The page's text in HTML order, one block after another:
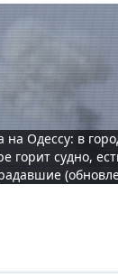
на Одессу: в
горит судно,